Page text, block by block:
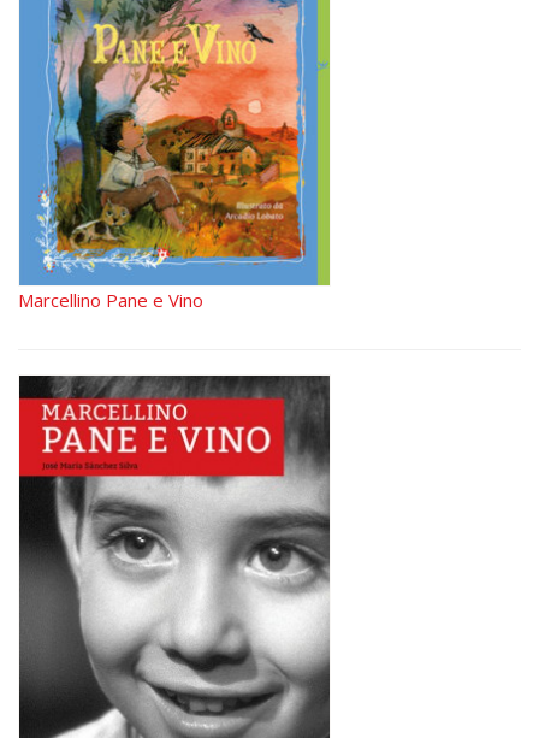
Marcellino Pane e Vino